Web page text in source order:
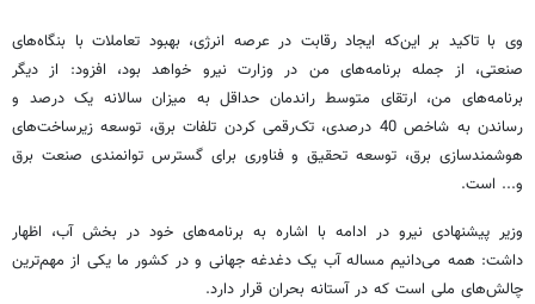
وی با تاکید بر این‌که ایجاد رقابت در عرصه انرژی، بهبود تعاملات با بنگاه‌های
صنعتی، از جمله برنامه‌های من در وزارت نیرو خواهد بود، افزود: از دیگر
برنامه‌های من، ارتقای متوسط راندمان حداقل به میزان سالانه یک درصد و
رساندن به شاخص 40 درصدی، تک‌رقمی کردن تلفات برق، توسعه زیرساخت‌های
هوشمندسازی برق، توسعه تحقیق و فناوری برای گسترس توانمندی صنعت برق
و... است.
وزیر پیشنهادی نیرو در ادامه با اشاره به برنامه‌های خود در بخش آب، اظهار
داشت: همه می‌دانیم مساله آب یک دغدغه جهانی و در کشور ما یکی از مهم‌ترین
چالش‌های ملی است که در آستانه بحران قرار دارد.